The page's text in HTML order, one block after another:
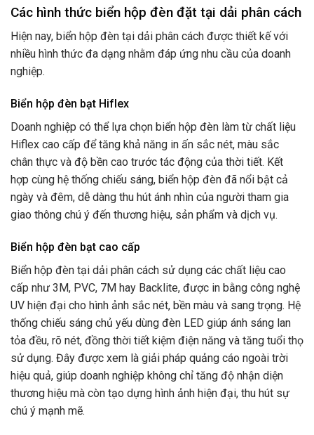
Các hình thức biển hộp đèn đặt tại dải phân cách
Hiện nay, biển hộp đèn tại dải phân cách được thiết kế với
nhiều hình thức đa dạng nhằm đáp ứng nhu cầu của doanh
nghiệp.
Biển hộp đèn bạt Hiflex
Doanh nghiệp có thể lựa chọn biển hộp đèn làm từ chất liệu
Hiflex cao cấp để tăng khả năng in ấn sắc nét, màu sắc
chân thực và độ bền cao trước tác động của thời tiết. Kết
hợp cùng hệ thống chiếu sáng, biển hộp đèn đã nổi bật cả
ngày và đêm, dễ dàng thu hút ánh nhìn của người tham gia
giao thông chú ý đến thương hiệu, sản phẩm và dịch vụ.
Biển hộp đèn bạt cao cấp
Biển hộp đèn tại dải phân cách sử dụng các chất liệu cao
cấp như 3M, PVC, 7M hay Backlite, được in bằng công nghệ
UV hiện đại cho hình ảnh sắc nét, bền màu và sang trọng. Hệ
thống chiếu sáng chủ yếu dùng đèn LED giúp ánh sáng lan
tỏa đều, rõ nét, đồng thời tiết kiệm điện năng và tăng tuổi thọ
sử dụng. Đây được xem là giải pháp quảng cáo ngoài trời
hiệu quả, giúp doanh nghiệp không chỉ tăng độ nhận diện
thương hiệu mà còn tạo dựng hình ảnh hiện đại, thu hút sự
chú ý mạnh mẽ.